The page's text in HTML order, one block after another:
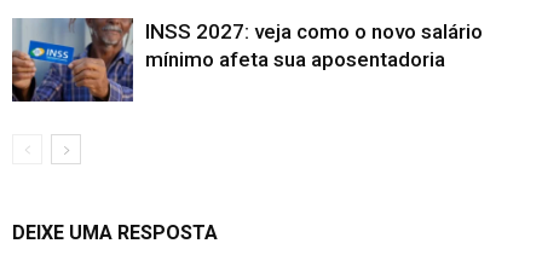
INSS 2027: veja como o novo salário
mínimo afeta sua aposentadoria
DEIXE UMA RESPOSTA